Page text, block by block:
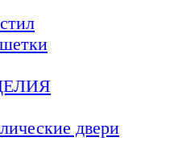
двери